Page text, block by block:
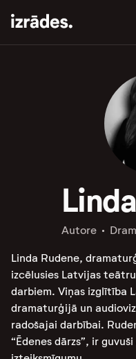
Autore
Linda Rudene,
izcēlusies Latvijas
darbiem. Viņas izglītība
dramaturģijā un
radošajai darbībai.
“Ēdenes dārzs”, ir